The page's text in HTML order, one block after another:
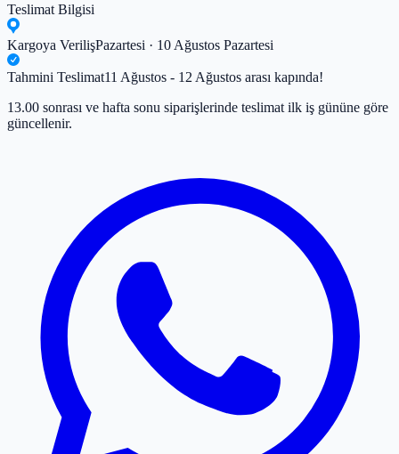
Teslimat Bilgisi
Kargoya VerilişPazartesi · 10 Ağustos Pazartesi
Tahmini Teslimat11 Ağustos - 12 Ağustos arası kapında!
13.00 sonrası ve hafta sonu siparişlerinde teslimat ilk iş gününe göre
güncellenir.